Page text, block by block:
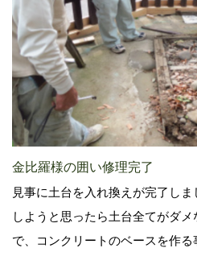
金比羅様の囲い修理完了
見事に土台を入れ換えが完了し
しようと思ったら土台全てがダ
で、コンクリートのベースを作る